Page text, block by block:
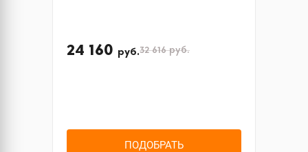
24 160 руб.32 616руб.
ПОДОБРАТЬ